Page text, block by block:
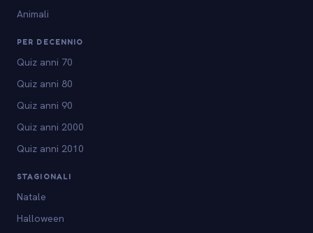
Animali
PER DECENNIO
Quiz anni 70
Quiz anni 80
Quiz anni 90
Quiz anni 2000
Quiz anni 2010
STAGIONALI
Natale
Halloween